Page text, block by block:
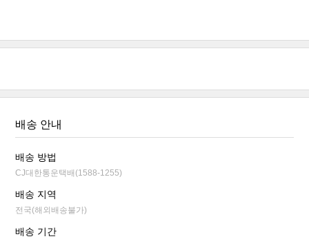
배송 안내
배송 방법
CJ대한통운택배(1588-1255)
배송 지역
전국(해외배송불가)
배송 기간